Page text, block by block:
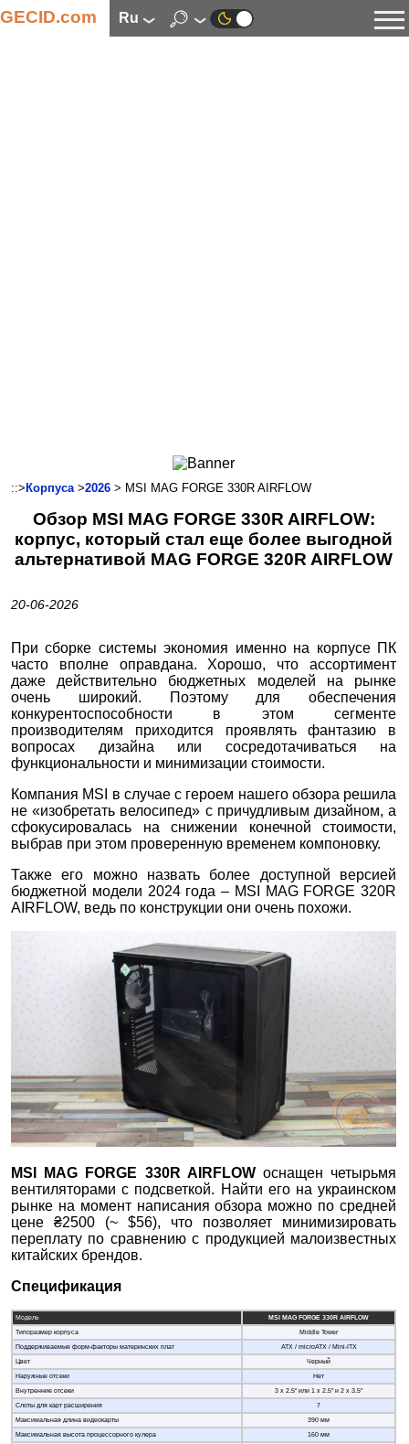
GECID.com ru
Смартфоны
Коммуникации
Автоэлектроника
Программное обеспечение
::> Корпуса>2026 > MSI MAG FORGE 330R AIRFLOW
Обзор MSI MAG FORGE 330R AIRFLOW:
корпус, который стал еще более выгодной
альтернативой MAG FORGE 320R AIRFLOW
20-06-2026
При сборке системы экономия именно на корпусе ПК
часто вполне оправдана. Хорошо, что ассортимент
даже действительно бюджетных моделей на рынке
очень широкий. Поэтому для обеспечения
конкурентоспособности в этом сегменте
производителям приходится проявлять фантазию в
вопросах дизайна или сосредотачиваться на
функциональности и минимизации стоимости.
Компания MSI в случае с героем нашего обзора решила
не «изобретать велосипед» с причудливым дизайном, а
сфокусировалась на снижении конечной стоимости,
выбрав при этом проверенную временем компоновку.
Также его можно назвать более доступной версией
бюджетной модели 2024 года – MSI MAG FORGE 320R
AIRFLOW, ведь по конструкции они очень похожи.
MSI MAG FORGE 330R AIRFLOWоснащен четырьмя
вентиляторами с подсветкой. Найти его на украинском
рынке на момент написания обзора можно по средней
цене ₴2500 (~ $56), что позволяет минимизировать
переплату по сравнению с продукцией малоизвестных
китайских брендов.
Спецификация
Модель
MSI MAG FORGE 330R AIRFLOW
Типоразмер корпуса
Middle Tower
Поддерживаемые форм-факторы материнских плат
ATX / microATX / Mini-ITX
Цвет
Черный
Наружные отсеки
Нет
Внутренние отсеки
3 х 2.5″ или 1 х 2.5″ и 2 х 3.5″
Слоты для карт расширения
7
Максимальная длина видеокарты
390 мм
Максимальная высота процессорного кулера
160 мм